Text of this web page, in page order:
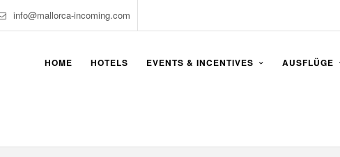
info@mallorca-incoming.com
HOME HOTELS EVENTS & INCENTIVES AUSFLÜGE